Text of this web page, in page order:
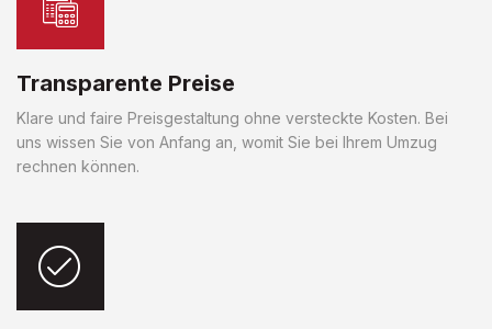
Transparente Preise
Klare und faire Preisgestaltung ohne versteckte Kosten. Bei
uns wissen Sie von Anfang an, womit Sie bei Ihrem Umzug
rechnen können.